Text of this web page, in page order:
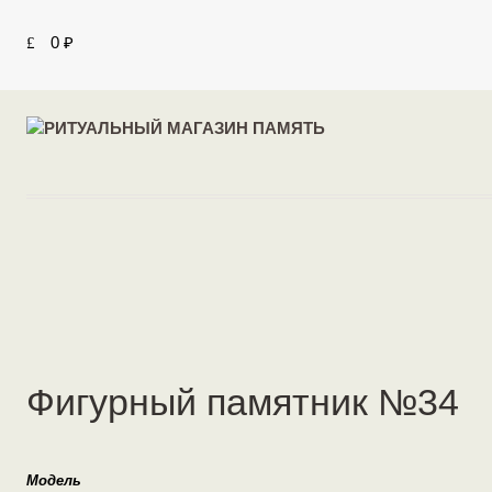
0 ₽
Фигурный памятник №34
Модель